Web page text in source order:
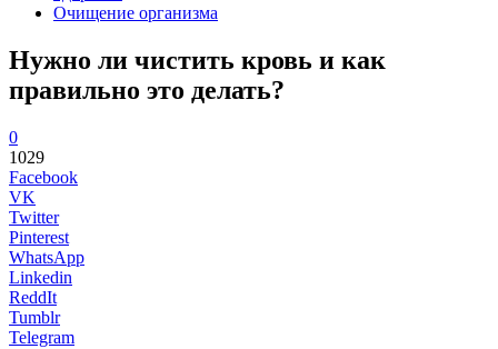
Очищение организма
Нужно ли чистить кровь и как
правильно это делать?
0
1029
Facebook
VK
Twitter
Pinterest
WhatsApp
Linkedin
ReddIt
Tumblr
Telegram